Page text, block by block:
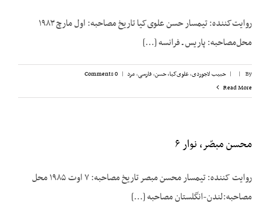
روایت‌کننده: تیمسار حسن علوی‌کیا تاریخ مصاحبه: اول مارچ ۱۹۸۳
محل‌مصاحبه: پاریس ـ فرانسه [...]
By
|
| حبیب لاجوردی,علوی‌کیا، حسن,فارسی,مرد |
0 Comments
Read More
محسن مبصّر، نوار ۶
روایت کننده: تیمسار محسن مبصر تاریخ مصاحبه: ۷ اوت ۱۹۸۵ محل
مصاحبه:لندن-انگلستان مصاحبه [...]